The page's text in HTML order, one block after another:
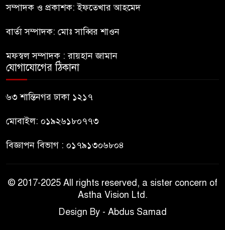
দেশ চালাচ্ছেন তারেক: কাদের
৯
১০
সম্পাদক ও প্রকাশক: ইফতেখার আহমেদ
বার্তা সম্পাদক: মোঃ সাব্বির শাওন
মফস্বল সম্পাদক : রায়হান জামান
যোগাযোগের ঠিকানা
৬৩ শান্তিনগর ঢাকা ১২১৭
মোবাইল: ০১৯২৬১৮০৭৭৩
বিজ্ঞাপন বিভাগ : ০১৭৯১৩০৬৮০৪
© 2017-2025 All rights reserved, a sister concern of
Astha Vision Ltd.
Design By - Abdus Samad